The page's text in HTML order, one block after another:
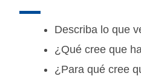
Describa lo que
¿Qué cree que
¿Para qué cree